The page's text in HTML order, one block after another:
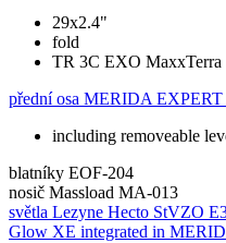
29x2.4"
fold
TR 3C EXO MaxxTerra
přední osa MERIDA EXPERT
including removeable
blatníky EOF-204
nosič Massload MA-013
světla Lezyne Hecto StVZO
Glow XE integrated in